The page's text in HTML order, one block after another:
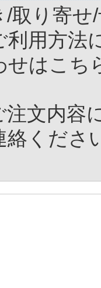
/取り寄
利用方法
せはこち
注文内容
絡くださ